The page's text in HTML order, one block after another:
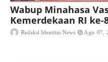
Wabup Minahasa
Kemerdekaan RI ke-
Redaksi Identitas News Agu 07,